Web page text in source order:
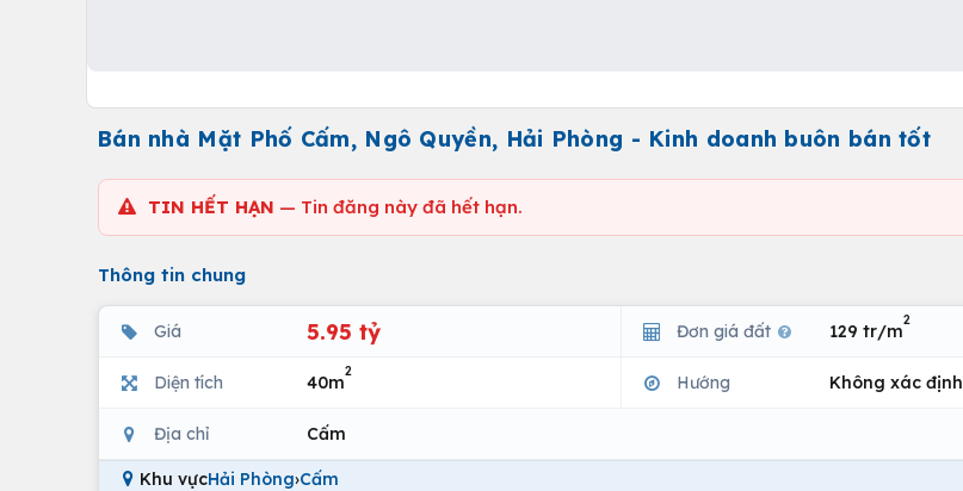
Bán nhà Mặt Phố Cấm, Ngô Quyền, Hải Phòng - Kinh doanh buôn bán tốt
TIN HẾT HẠN — Tin đăng này đã hết hạn.
Thông tin chung
Giá 5.95 tỷ Đơn giá đất 129 tr/m
2
Diện tích 40m
2
Hướng Không xác định
Địa chỉ Cấm
Khu vựcHải Phòng›Cấm